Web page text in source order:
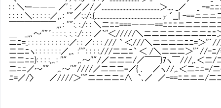
: : ＼ー――― ／' : ／／/／.......................................＞.... _／ _ -
: : : : ＼: : : : :／,､: ''"／:.:/:.{.............................................γ´__| -
￣￣￣￣￣￣,,､: ''":. :./: : ＼二ﾆﾆ===―――==ﾆﾆﾆニ二二二二
＿ _,,､～''"´: : : :. :. :./: : : ／`''＜/////＼二二二二二二二二ﾆ
二ﾆ=_: : : : : : : : : : :／: : ／: : : /// ` ＜///＼二二二二ﾆﾆ=＞
二二ﾆヽ: : : : : : :／,,､ :''": : : :.///二二ﾆ` ＜ /＼二二二＞''´//-
二二ﾆﾆ}: : : :,,､: ''" ,､～''"/／二二二/／￣￣}7ヽ￣///,､＜二/
二ﾆﾆ／～''" ,､～''"////／二二二=／{ . ／ヽ//,､＜二ﾆﾆ=/二
ﾆ=／/〉 ／////＞''"二二二二ﾆ∧ `､／ ／-==ﾆニニニ/二二|二